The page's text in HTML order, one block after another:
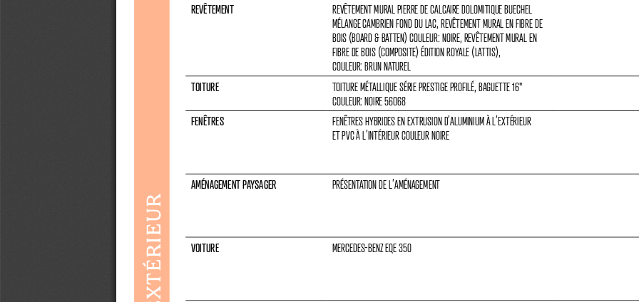
REVÊTEMENT
REVÊTEMENT MURAL PIERRE DE CALCAIRE DOLOMITIQUE BUECHEL
MÉLANGE CAMBRIEN FOND DU LAC, REVÊTEMENT MURAL EN FIBRE DE
BOIS (BOARD & BATTEN) COULEUR: NOIRE, REVÊTEMENT MURAL EN
FIBRE DE BOIS (COMPOSITE) ÉDITION ROYALE (LATTIS),
COULEUR: BRUN NATUREL
TOITURE
TOITURE MÉTALLIQUE SÉRIE PRESTIGE PROFILÉ, BAGUETTE 16"
COULEUR: NOIRE 56068
FENÊTRES
FENÊTRES HYBRIDES EN EXTRUSION D’ALUMINIUM À L’EXTÉRIEUR
ET PVC À L’INTÉRIEUR COULEUR NOIRE
AMÉNAGEMENT PAYSAGER PRÉSENTATION DE L’AMÉNAGEMENT
VOITURE MERCEDES-BENZ EQE 350
EXTÉRIEUR